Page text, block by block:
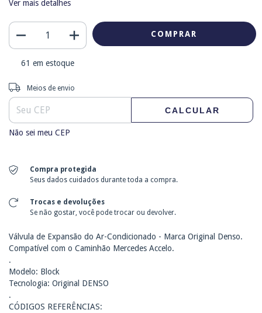
Ver mais detalhes
61 em estoque
Entregas para o CEP:
Meios de envio
CALCULAR
Não sei meu CEP
Compra protegida
Seus dados cuidados durante toda a compra.
Trocas e devoluções
Se não gostar, você pode trocar ou devolver.
Válvula de Expansão do Ar-Condicionado - Marca Original Denso.
Compatível com o Caminhão Mercedes Accelo.
.
Modelo: Block
Tecnologia: Original DENSO
.
CÓDIGOS REFERÊNCIAS: